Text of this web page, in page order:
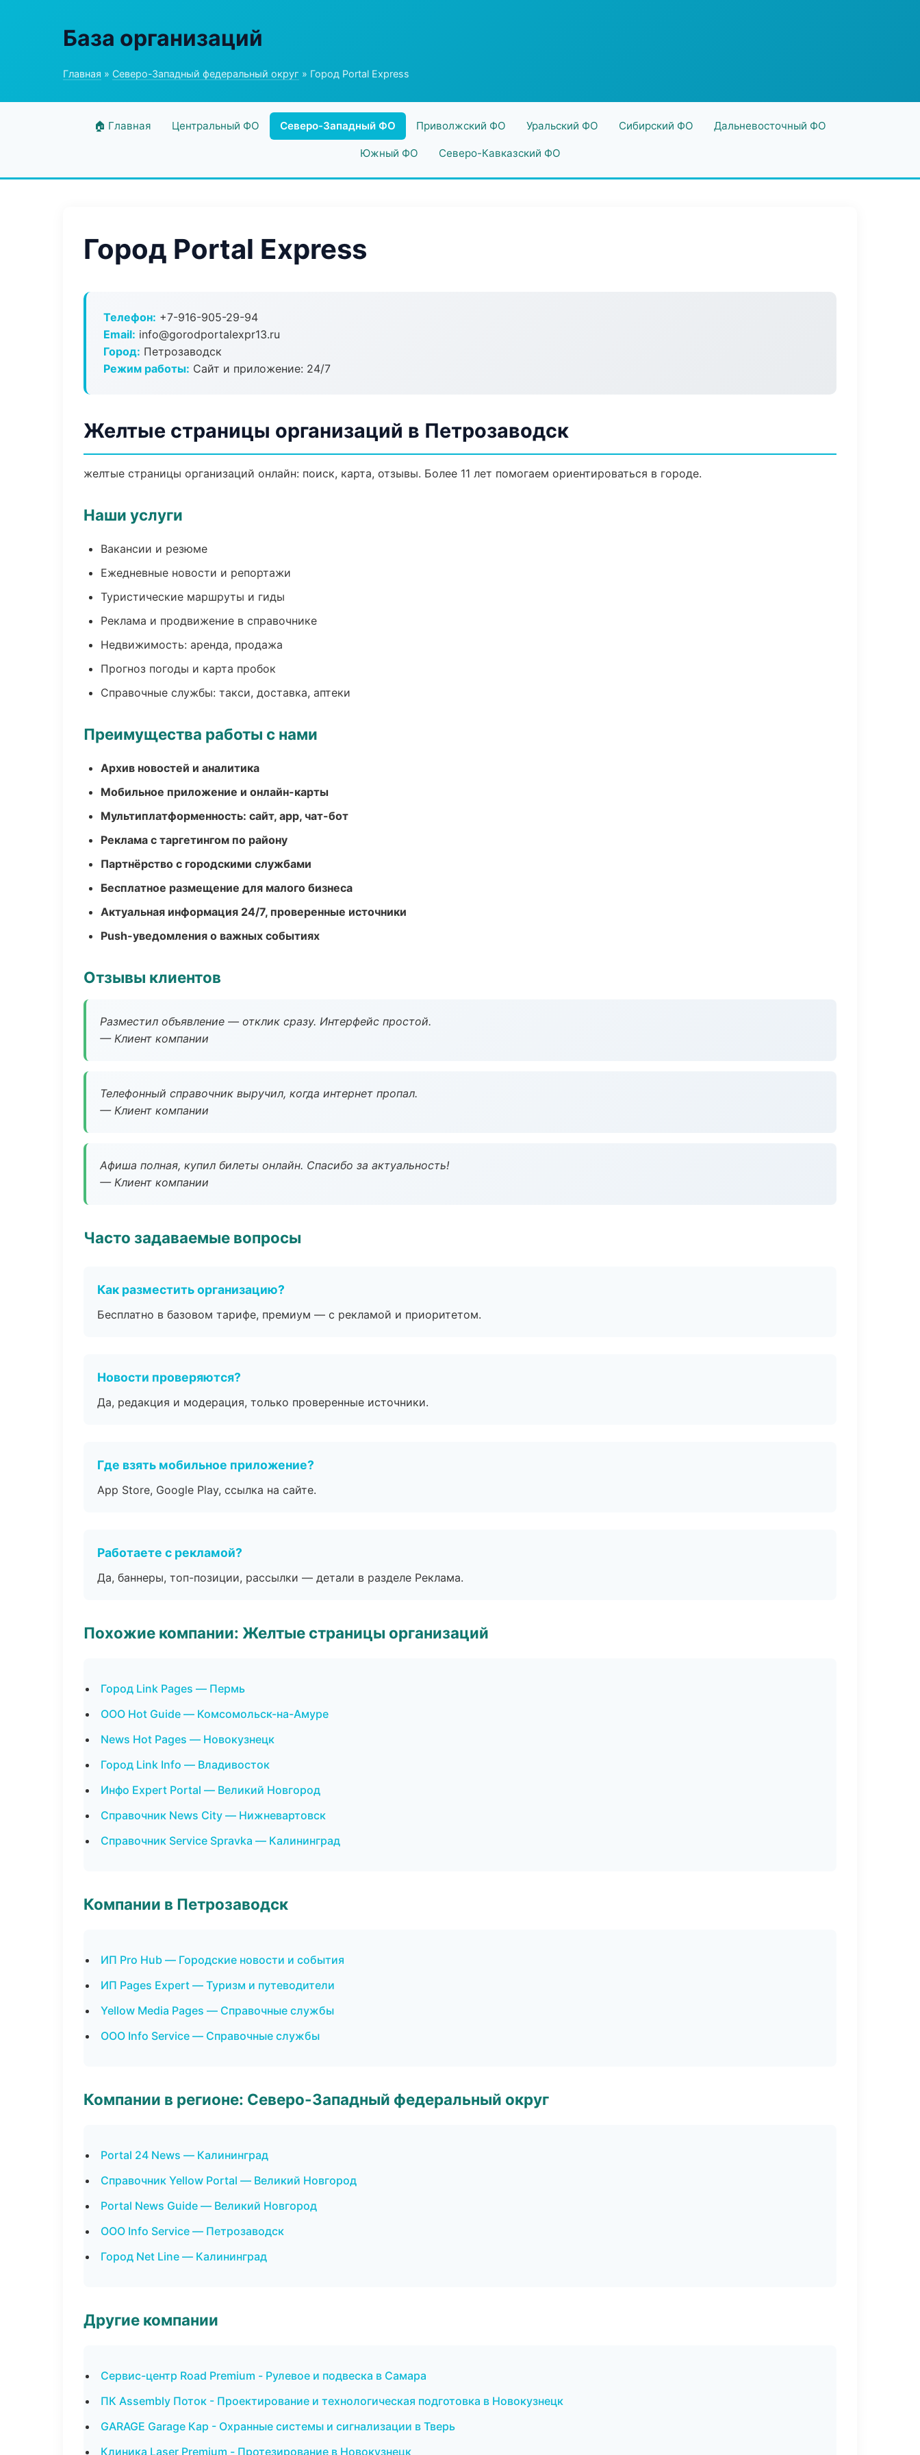
База организаций
Главная » Северо-Западный федеральный округ » Город Portal Express
🏠 Главная Центральный ФО Северо-Западный ФО Приволжский ФО Уральский ФО Сибирский ФО Дальневосточный ФО
Южный ФО Северо-Кавказский ФО
Город Portal Express
Телефон: +7-916-905-29-94
Email: info@gorodportalexpr13.ru
Город: Петрозаводск
Режим работы: Сайт и приложение: 24/7
Желтые страницы организаций в Петрозаводск
желтые страницы организаций онлайн: поиск, карта, отзывы. Более 11 лет помогаем ориентироваться в городе.
Наши услуги
Вакансии и резюме
Ежедневные новости и репортажи
Туристические маршруты и гиды
Реклама и продвижение в справочнике
Недвижимость: аренда, продажа
Прогноз погоды и карта пробок
Справочные службы: такси, доставка, аптеки
Преимущества работы с нами
Архив новостей и аналитика
Мобильное приложение и онлайн-карты
Мультиплатформенность: сайт, app, чат-бот
Реклама с таргетингом по району
Партнёрство с городскими службами
Бесплатное размещение для малого бизнеса
Актуальная информация 24/7, проверенные источники
Push-уведомления о важных событиях
Отзывы клиентов
Разместил объявление — отклик сразу. Интерфейс простой.
— Клиент компании
Телефонный справочник выручил, когда интернет пропал.
— Клиент компании
Афиша полная, купил билеты онлайн. Спасибо за актуальность!
— Клиент компании
Часто задаваемые вопросы
Как разместить организацию?
Бесплатно в базовом тарифе, премиум — с рекламой и приоритетом.
Новости проверяются?
Да, редакция и модерация, только проверенные источники.
Где взять мобильное приложение?
App Store, Google Play, ссылка на сайте.
Работаете с рекламой?
Да, баннеры, топ-позиции, рассылки — детали в разделе Реклама.
Похожие компании: Желтые страницы организаций
Город Link Pages — Пермь
ООО Hot Guide — Комсомольск-на-Амуре
News Hot Pages — Новокузнецк
Город Link Info — Владивосток
Инфо Expert Portal — Великий Новгород
Справочник News City — Нижневартовск
Справочник Service Spravka — Калининград
Компании в Петрозаводск
ИП Pro Hub — Городские новости и события
ИП Pages Expert — Туризм и путеводители
Yellow Media Pages — Справочные службы
ООО Info Service — Справочные службы
Компании в регионе: Северо-Западный федеральный округ
Portal 24 News — Калининград
Справочник Yellow Portal — Великий Новгород
Portal News Guide — Великий Новгород
ООО Info Service — Петрозаводск
Город Net Line — Калининград
Другие компании
Сервис-центр Road Premium - Рулевое и подвеска в Самара
ПК Assembly Поток - Проектирование и технологическая подготовка в Новокузнецк
GARAGE Garage Кар - Охранные системы и сигнализации в Тверь
Клиника Laser Premium - Протезирование в Новокузнецк